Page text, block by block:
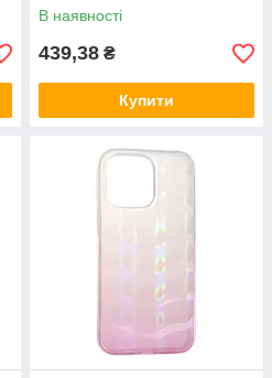
В наявності
439,38 ₴
Купити